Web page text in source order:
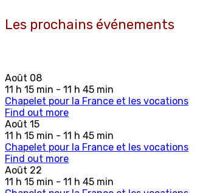
Les prochains événements
Août 08
11 h 15 min - 11 h 45 min
Chapelet pour la France et les vocations
Find out more
Août 15
11 h 15 min - 11 h 45 min
Chapelet pour la France et les vocations
Find out more
Août 22
11 h 15 min - 11 h 45 min